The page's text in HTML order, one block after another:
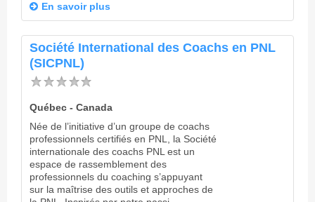
En savoir plus
Société International des Coachs en PNL
(SICPNL)
Québec - Canada
Née de l’initiative d’un groupe de coachs
professionnels certifiés en PNL, la Société
internationale des coachs PNL est un
espace de rassemblement des
professionnels du coaching s’appuyant
sur la maîtrise des outils et approches de